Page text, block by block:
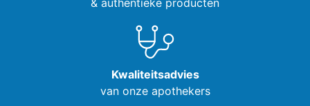
& authentieke producten
Kwaliteitsadvies
van onze apothekers